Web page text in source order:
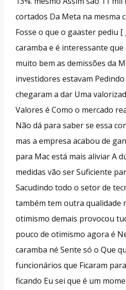
cortados Da Meta na mesma
Fosse o que o gaaster pediu [
caramba e é interessante
muito bem as demissões da
investidores estavam
chegaram a dar Uma
Valores é Como o mercado
Não dá para saber se essa
mas a empresa acabou de
para Mac está mais aliviar A
medidas vão ser Suficiente
Sacudindo todo o setor de
também tem outra qualidade
otimismo demais provocou
pouco de otimismo agora é
caramba né Sente só o Que
funcionários que Ficaram
ficando Eu sei que é um